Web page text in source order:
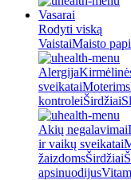
Vasarai
Rodyti viską
VaistaiMaisto
Alergija
sveikataiMoterims
kontroleiŠirdžiai
Akių negalavimai
ir vaikų sveikatai
žaizdomsŠirdžiai
apsinuodijus